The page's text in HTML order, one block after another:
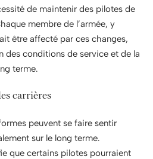
de maintenir des pilotes de
membre de l’armée, y
être affecté par ces changes,
des conditions de service et de la
terme.
carrières
peuvent se faire sentir
sur le long terme.
que certains pilotes pourraient